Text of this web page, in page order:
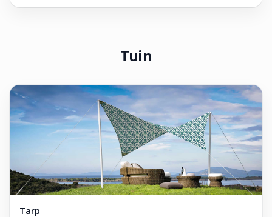
Tuin
Tarp